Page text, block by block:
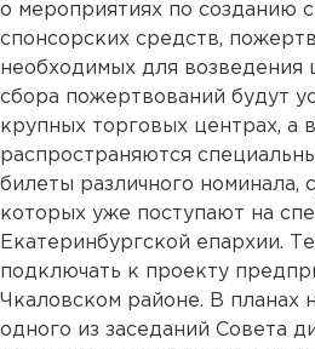
о мероприятиях по созданию
спонсорских средств,
необходимых для возведения
сбора пожертвований будут
крупных торговых центрах, а
распространяются
билеты различного номинала,
которых уже поступают на
Екатеринбургской епархии.
подключать к проекту
Чкаловском районе. В планах
одного из заседаний Совета